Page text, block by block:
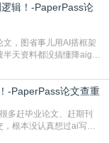
辑！-PaperPass论
，图省事儿用AI搭框架
天资料都没搞懂降aigc
啥，对相关要求摸不
诞生的新需求，核心是为
-PaperPass论文查重
多赶毕业论文、赶期刊
根本没认真想过ai写论